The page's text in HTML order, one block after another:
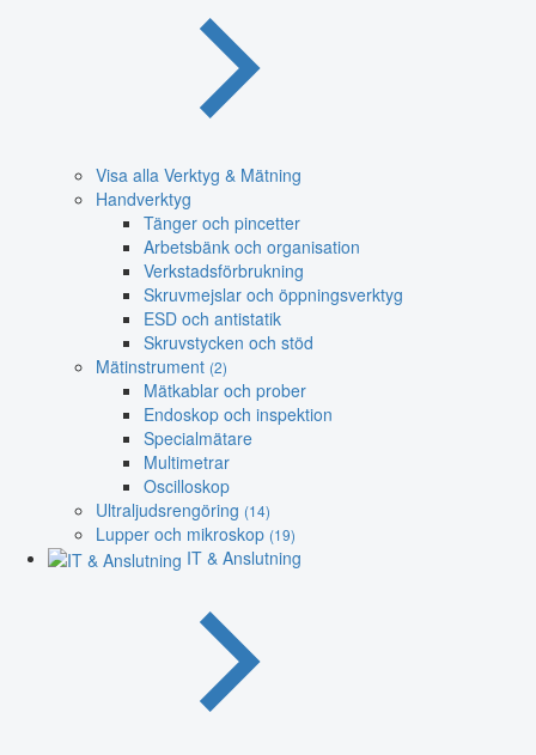
Visa alla Verktyg & Mätning
Handverktyg
Tänger och pincetter
Arbetsbänk och organisation
Verkstadsförbrukning
Skruvmejslar och öppningsverktyg
ESD och antistatik
Skruvstycken och stöd
Mätinstrument (2)
Mätkablar och prober
Endoskop och inspektion
Specialmätare
Multimetrar
Oscilloskop
Ultraljudsrengöring (14)
Lupper och mikroskop (19)
IT & Anslutning